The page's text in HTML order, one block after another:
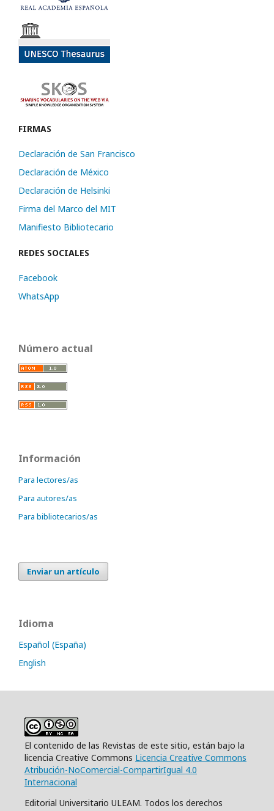
FIRMAS
Declaración de San Francisco
Declaración de México
Declaración de Helsinki
Firma del Marco del MIT
Manifiesto Bibliotecario
REDES SOCIALES
Facebook
WhatsApp
Número actual
Información
Para lectores/as
Para autores/as
Para bibliotecarios/as
Enviar un artículo
Idioma
Español (España)
English
El contenido de las Revistas de este sitio, están bajo la
licencia Creative Commons Licencia Creative Commons
Atribución-NoComercial-CompartirIgual 4.0
Internacional
Editorial Universitario ULEAM. Todos los derechos